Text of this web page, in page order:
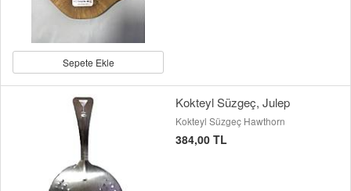
Sepete Ekle
Kokteyl Süzgeç, Julep
Kokteyl Süzgeç Hawthorn
384,00 TL